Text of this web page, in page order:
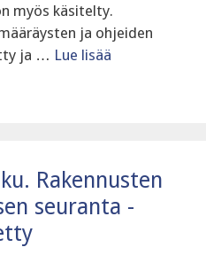
myös käsitelty.
ja ohjeiden
ja … Lue lisää
Rakennusten
seuranta -